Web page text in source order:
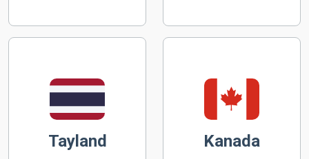
Tayland Kanada